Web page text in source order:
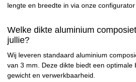
lengte en breedte in via onze
Welke dikte aluminium
jullie?
Wij leveren standaard aluminium
van 3 mm. Deze dikte biedt een optimale
gewicht en verwerkbaarheid.